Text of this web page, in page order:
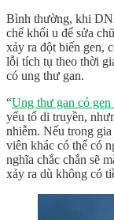
Bình thường, khi
chế khối u để sửa
xảy ra đột biến gen,
lỗi tích tụ theo thời
có ung thư gan.
“Ung thư gan có
yếu tố di truyền,
nhiễm. Nếu trong
viên khác có thể có
nghĩa chắc chắn sẽ
xảy ra dù không có